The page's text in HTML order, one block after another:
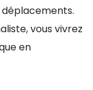
vous vivrez
en